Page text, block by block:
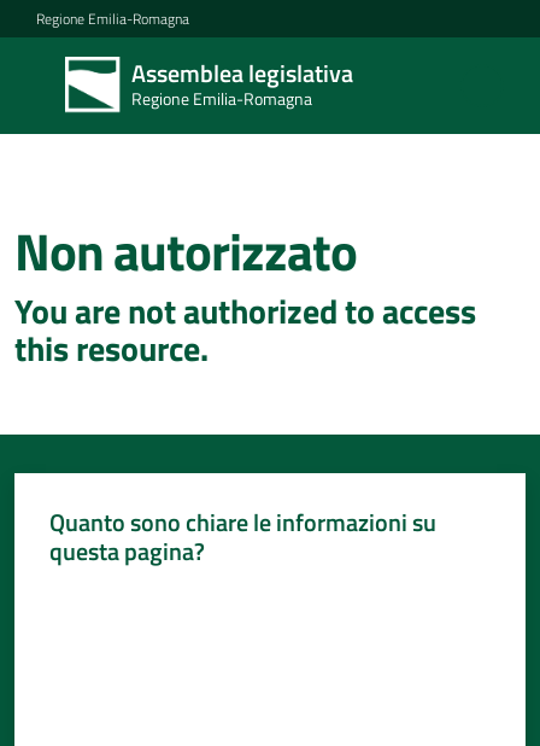
Vai al contenuto
Vai alla navigazione
Vai al footer
Regione Emilia-Romagna
Assemblea legislativa
Regione Emilia-Romagna
Assemblea
legislativa
Regione Emilia-
Concittadini
Porte
aperte
Mostre
Percorsi
Non autorizzato
You are not authorized to access
this resource.
Quanto sono chiare le informazioni su
questa pagina?